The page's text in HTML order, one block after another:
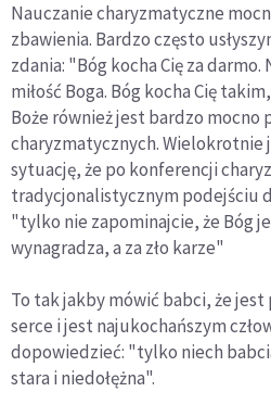
Nauczanie charyzmatyczne
zbawienia. Bardzo często
zdania: "Bóg kocha Cię za darmo.
miłość Boga. Bóg kocha Cię
Boże również jest bardzo mocno
charyzmatycznych. Wielokrotnie
sytuację, że po konferencji
tradycjonalistycznym podejściu
"tylko nie zapominajcie, że Bóg
wynagradza, a za zło karze"
To tak jakby mówić babci, że jest
serce i jest najukochańszym
dopowiedzieć: "tylko niech
stara i niedołężna".